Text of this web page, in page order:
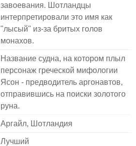
завоевания. Шотландцы
интерпретировали это имя как
"лысый" из-за бритых голов
монахов.
Название судна, на котором плыл
персонаж греческой мифологии
Ясон - предводитель аргонавтов,
отправившись на поиски золотого
руна.
Аргайл, Шотландия
Лучший